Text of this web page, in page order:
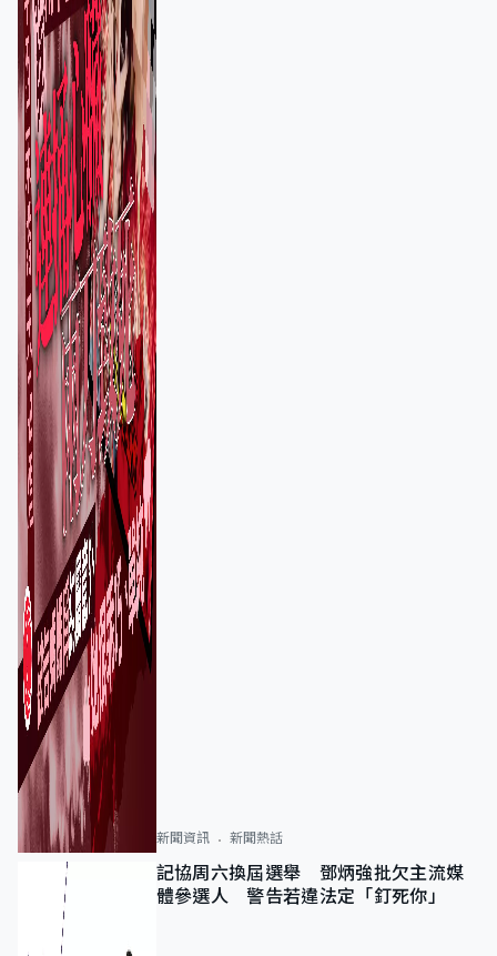
新聞資訊 新聞熱話
記協周六換屆選舉 鄧炳強批欠主流媒
體參選人 警告若違法定「釘死你」